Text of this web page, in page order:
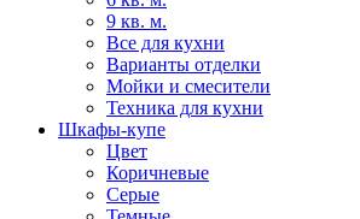
9 кв. м.
Все для кухни
Варианты отделки
Мойки и смесители
Техника для кухни
Шкафы-купе
Цвет
Коричневые
Серые